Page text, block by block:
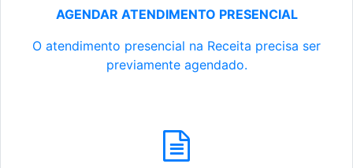
AGENDAR ATENDIMENTO PRESENCIAL
O atendimento presencial na Receita precisa ser
previamente agendado.